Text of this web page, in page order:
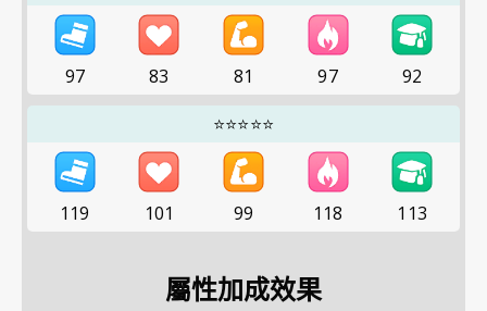
97 83 81 97
92
⭐⭐⭐⭐⭐
119 101 99 118 113
屬性加成效果